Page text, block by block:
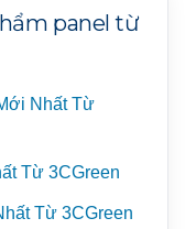
panel từ
Nhất Từ
Từ 3CGreen
Từ 3CGreen